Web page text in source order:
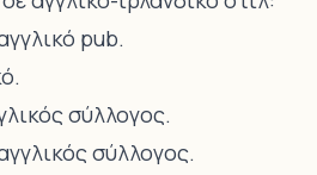
pub.
σύλλογος.
σύλλογος.